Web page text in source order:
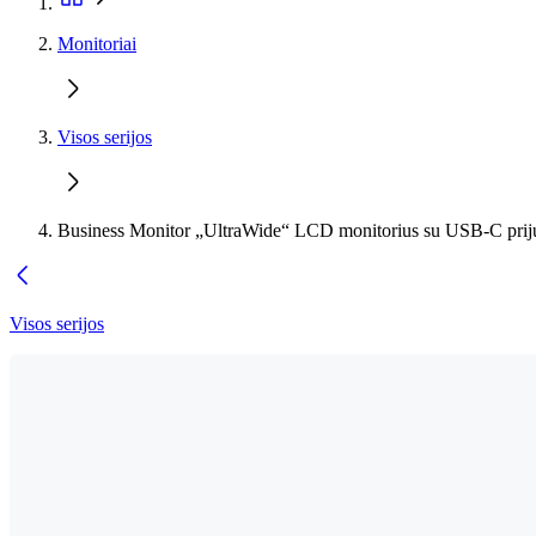
Monitoriai
Visos serijos
Business Monitor „UltraWide“ LCD monitorius su USB-C
Visos serijos